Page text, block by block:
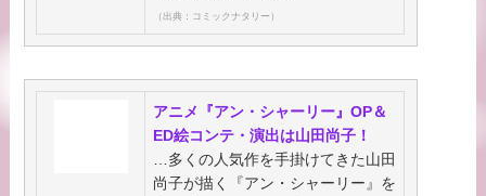
（出典：コミックナタリー）
アニメ『アン・シャーリー』OP＆
ED絵コンテ・演出は山田尚子！
…多くの人気作を手掛けてきた山田
尚子が描く『アン・シャーリー』を